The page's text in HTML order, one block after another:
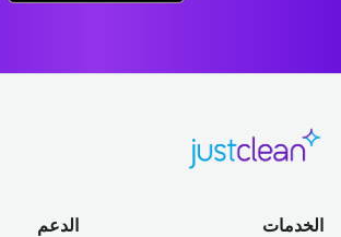
الخدمات الدعم